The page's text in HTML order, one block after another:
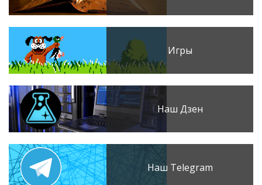
Игры
Наш Дзен
Наш Telegram